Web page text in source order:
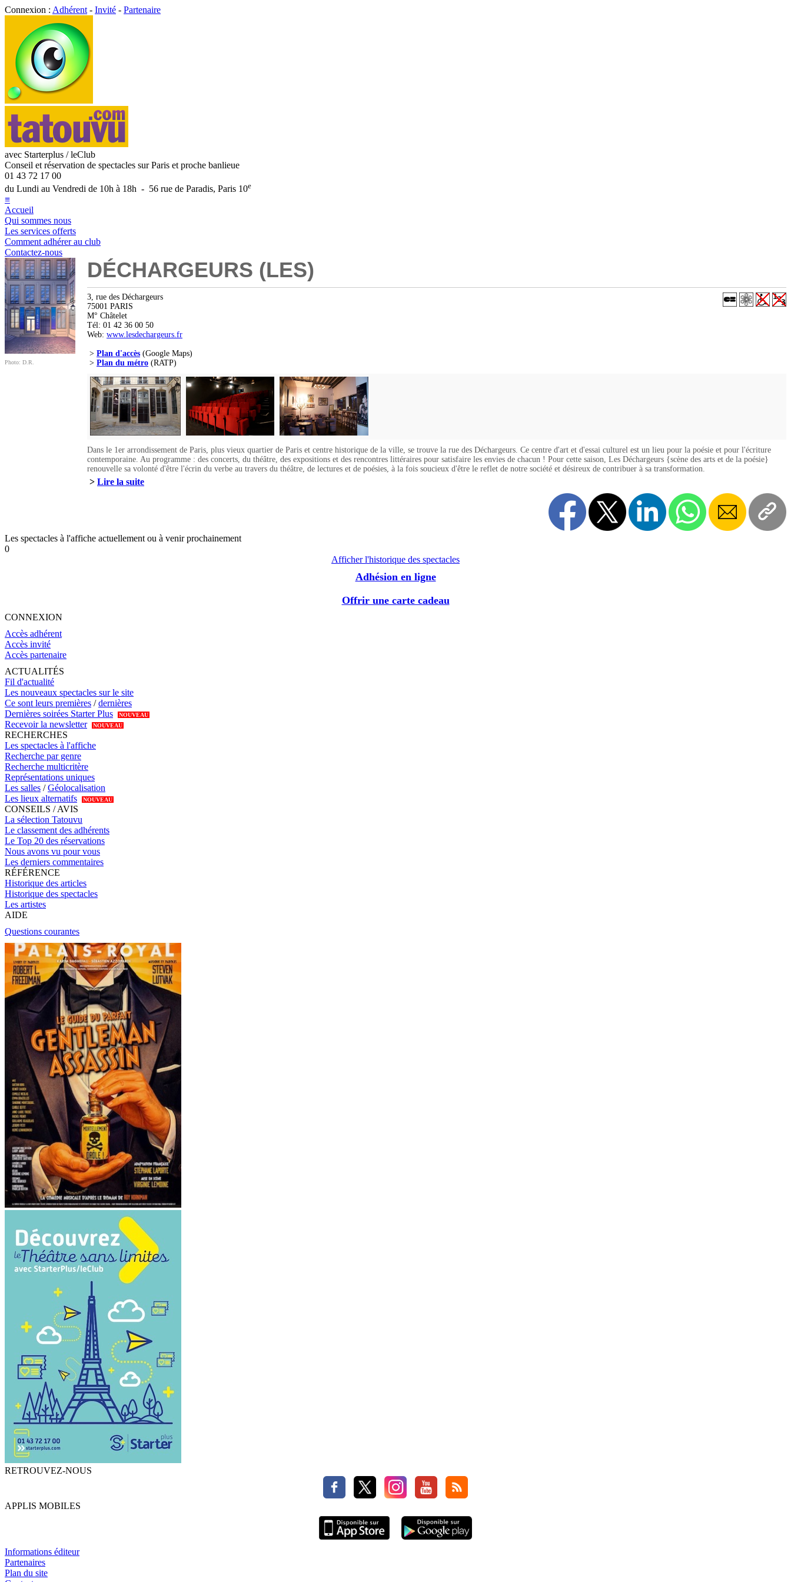
Connexion : Adhérent - Invité - Partenaire
avec Starterplus / leClub
Conseil et réservation de spectacles sur Paris et proche banlieue
01 43 72 17 00
du Lundi au Vendredi de 10h à 18h - 56 rue de Paradis, Paris 10e
≡
Accueil
Qui sommes nous
Les services offerts
Comment adhérer au club
Contactez-nous
Photo: D.R.
DÉCHARGEURS (LES)
3, rue des Déchargeurs
75001 PARIS
M° Châtelet
Tél: 01 42 36 00 50
Web: www.lesdechargeurs.fr
> Plan d'accès (Google Maps)
> Plan du métro (RATP)
Dans le 1er arrondissement de Paris, plus vieux quartier de Paris et centre historique de la ville, se trouve la rue des Déchargeurs. Ce centre d'art et d'essai culturel est un lieu pour la poésie et pour l'écriture
contemporaine. Au programme : des concerts, du théâtre, des expositions et des rencontres littéraires pour satisfaire les envies de chacun ! Pour cette saison, Les Déchargeurs {scène des arts et de la poésie}
renouvelle sa volonté d'être l'écrin du verbe au travers du théâtre, de lectures et de poésies, à la fois soucieux d'être le reflet de notre société et désireux de contribuer à sa transformation.
> Lire la suite
Les spectacles à l'affiche actuellement ou à venir prochainement
0
Afficher l'historique des spectacles
Adhésion en ligne
Offrir une carte cadeau
CONNEXION
Accès adhérent
Accès invité
Accès partenaire
ACTUALITÉS
Fil d'actualité
Les nouveaux spectacles sur le site
Ce sont leurs premières /dernières
Dernières soirées Starter Plus
NOUVEAU
Recevoir la newsletter NOUVEAU
RECHERCHES
Les spectacles à l'affiche
Recherche par genre
Recherche multicritère
Représentations uniques
Les salles /Géolocalisation
Les lieux alternatifs
NOUVEAU
CONSEILS / AVIS
La sélection Tatouvu
Le classement des adhérents
Le Top 20 des réservations
Nous avons vu pour vous
Les derniers commentaires
RÉFÉRENCE
Historique des articles
Historique des spectacles
Les artistes
AIDE
Questions courantes
RETROUVEZ-NOUS
APPLIS MOBILES
Informations éditeur
Partenaires
Plan du site